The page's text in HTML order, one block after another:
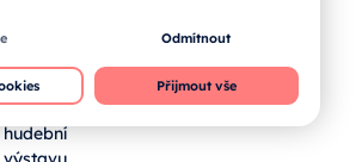
Grafenau
rozsáhlou
Zemskou
hudební
Odmítnout
Přijmout vše